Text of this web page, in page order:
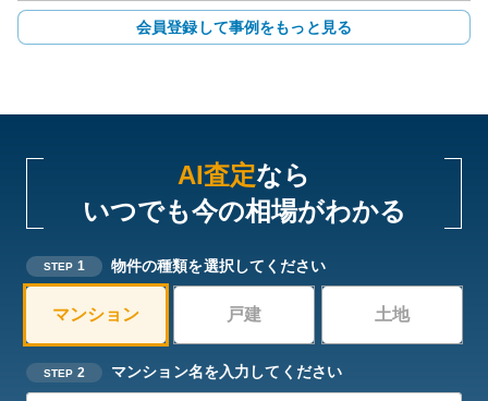
会員登録して事例をもっと見る
AI査定なら
いつでも今の相場がわかる
STEP 1 物件の種類を選択してください
マンション 戸建 土地
STEP 2 マンション名を入力してください